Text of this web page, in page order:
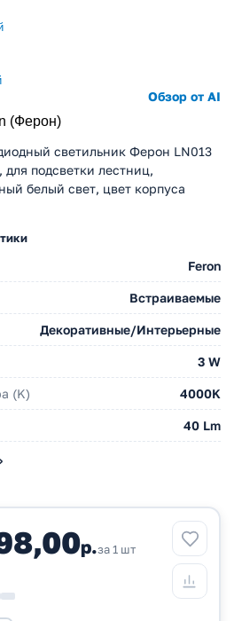
Обзор от AI
(Ферон)
светильник Ферон LN013
для подсветки лестниц,
белый свет, цвет корпуса
Feron
Встраиваемые
Декоративные/Интерьерные
3 W
(K) 4000K
40 Lm
р.за 1 шт